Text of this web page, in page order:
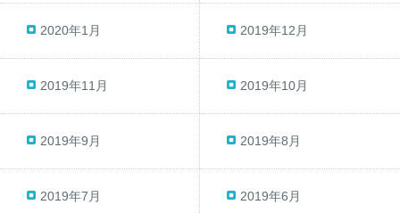
2020年1月 2019年12月
2019年11月 2019年10月
2019年9月 2019年8月
2019年7月 2019年6月